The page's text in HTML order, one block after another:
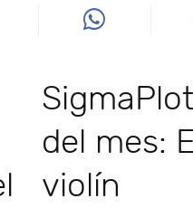
del mes:
violín